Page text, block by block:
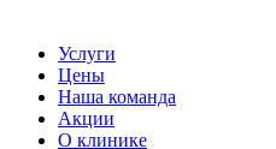
Услуги
Цены
Наша команда
Акции
О клинике